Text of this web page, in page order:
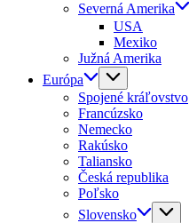
Severná Amerika
USA
Mexiko
Južná Amerika
Európa
Spojené kráľovstvo
Francúzsko
Nemecko
Rakúsko
Taliansko
Česká republika
Poľsko
Slovensko